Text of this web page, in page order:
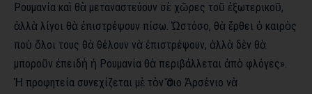
Ρουμανία καὶ θὰ μεταναστεύουν σὲ χῶρες τοῦ ἐξωτερικοῦ,
ἀλλὰ λίγοι θὰ ἐπιστρέψουν πίσω. Ὡστόσο, θὰ ἔρθει ὁ καιρὸς
ποὺ ὅλοι τους θὰ θέλουν νὰ ἐπιστρέψουν, ἀλλὰ δὲν θὰ
μποροῦν ἐπειδὴ ἡ Ρουμανία θὰ περιβάλλεται ἀπὸ φλόγες».
Ἡ προφητεία συνεχίζεται μὲ τὸν Ὅσιο Ἀρσένιο νὰ